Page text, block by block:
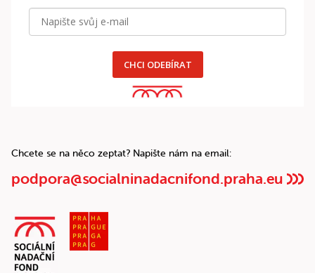
CHCI ODEBÍRAT
Chcete se na něco zeptat? Napište nám na email:
podpora@socialninadacnifond.praha.eu